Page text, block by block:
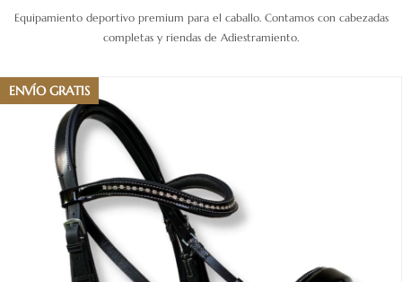
Equipamiento deportivo premium para el caballo. Contamos con cabezadas
completas y riendas de Adiestramiento.
ENVÍO GRATIS